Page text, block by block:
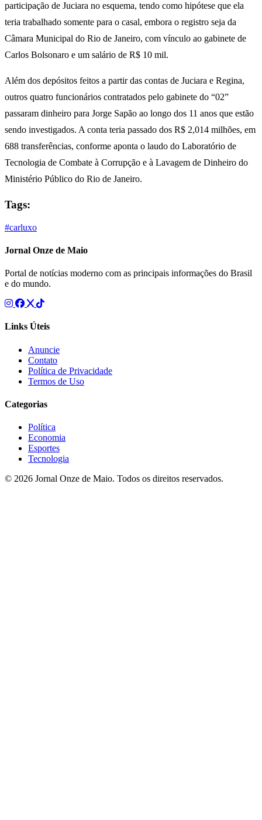
participação de Juciara no esquema, tendo como hipótese que ela
teria trabalhado somente para o casal, embora o registro seja da
Câmara Municipal do Rio de Janeiro, com vínculo ao gabinete de
Carlos Bolsonaro e um salário de R$ 10 mil.
Além dos depósitos feitos a partir das contas de Juciara e Regina,
outros quatro funcionários contratados pelo gabinete do “02”
passaram dinheiro para Jorge Sapão ao longo dos 11 anos que estão
sendo investigados. A conta teria passado dos R$ 2,014 milhões, em
688 transferências, conforme aponta o laudo do Laboratório de
Tecnologia de Combate à Corrupção e à Lavagem de Dinheiro do
Ministério Público do Rio de Janeiro.
Tags:
#carluxo
Jornal Onze de Maio
Portal de notícias moderno com as principais informações do Brasil
e do mundo.
Links Úteis
Anuncie
Contato
Política de Privacidade
Termos de Uso
Categorias
Política
Economia
Esportes
Tecnologia
© 2026 Jornal Onze de Maio. Todos os direitos reservados.